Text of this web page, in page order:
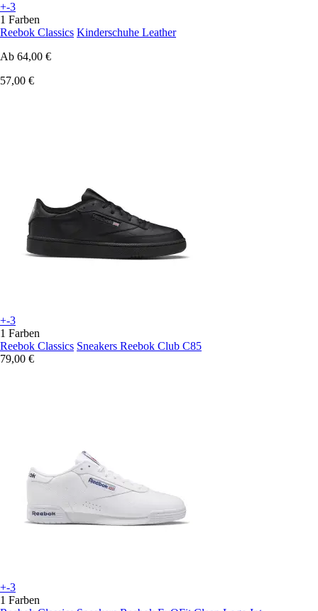
+-3
1 Farben
Reebok Classics Kinderschuhe Leather
Ab 64,00 €
57,00 €
+-3
1 Farben
Reebok Classics Sneakers Reebok Club C85
79,00 €
+-3
1 Farben